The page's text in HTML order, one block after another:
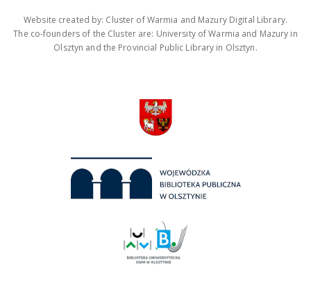
Website created by: Cluster of Warmia and Mazury Digital Library.
The co-founders of the Cluster are: University of Warmia and Mazury in
Olsztyn and the Provincial Public Library in Olsztyn.